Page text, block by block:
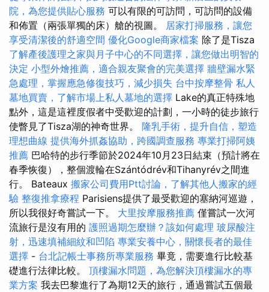
院，為您提供貼心服務 可以有限的可訪問，可訪問的設備
和佈置（兩張單獨的床）艙的視圖。 居家打掃服務，讓您
享受清潔後的舒適空間 優化Google商家檔案 除了是Tisza
了解產後護理之家與月子中心的不同選擇，讓您做出明智的
決定 小型外燴推薦，適合親友聚會的完美選擇 牆壁漏水緊
急處理，掌握應急修復技巧，減少損失 台中按摩整骨 私人
墓地買賣，了解市場上私人墓地的選擇 Lake的真正特殊地
點外，這是這裡度假者中受歡迎的計劃，一小時的徒步旅行
使瞥見了Tisza湖的神奇世界。 隆乳手術，提升自信，塑造
理想曲線 提供海外抓姦協助，跨國調查服務 專業打掃阿姨
推薦 巴哈特的步行季節於2024年10月23日結束（預計將在
春季恢復），整個渡輪在Szántódrév和Tihanyrév之間進
行。 Bateaux 搬家公司費用Ptt討論，了解其他人搬家的經
驗 整復推拿療程 Parisiens提供了最受歡迎的塞納河巡遊，
所以我很好奇嘗試一下。 大里按摩服務推薦 僅嘗試一次河
流旅行是沒有用的 護照過期怎麼辦？該如何處理 玻尿酸注
射，迅速填補細紋和凹陷 專業安養中心，關懷長者的最佳
選擇 - 台北記帳士事務所專業服務 畢竟，需要進行比較基
礎進行法律比較。 頂樓漏水問題，為您解決頂樓漏水的專
業方案 我去巴黎進行了為期12天的旅行，通過嘗試五個最